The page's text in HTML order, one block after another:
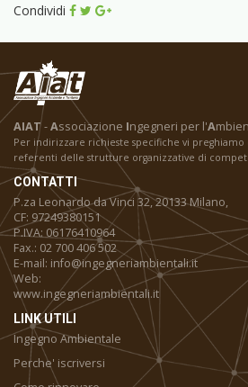
Condividi
AIAT-Associazione Ingegneri per l'A
Per indirizzare richieste specifiche vi
referenti delle strutture organizzative di
CONTATTI
P.za Leonardo da Vinci 32, 20133 Milano,
CF: 97249380151
P.IVA: 06176410964
Fax.: 02 700 406 502
E-mail: info@ingegneriambientali.it
Web:
www.ingegneriambientali.it
LINK UTILI
Ingegno Ambientale
Perche' iscriversi